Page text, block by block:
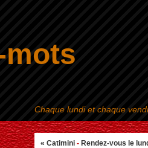
mots
« Catimini - Rendez-vous le
Chaque lundi et chaque